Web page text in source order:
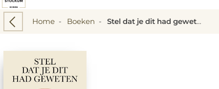
Home- Boeken - Stel dat je dit had geweten